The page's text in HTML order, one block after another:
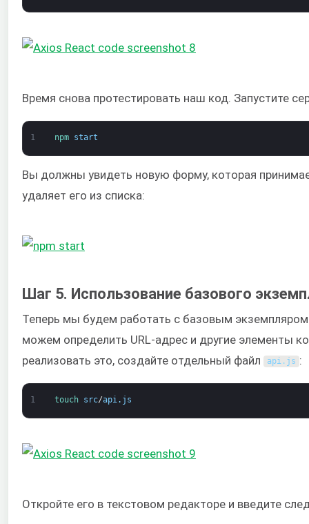
Время снова протестировать наш код. Запустите
1 npm start
Вы должны увидеть новую форму, которая
удаляет его из списка:
Шаг 5. Использование базового
Теперь мы будем работать с базовым
можем определить URL-адрес и другие элементы
реализовать это, создайте отдельный файл
api. js :
1 touch src/api. js
Откройте его в текстовом редакторе и введите